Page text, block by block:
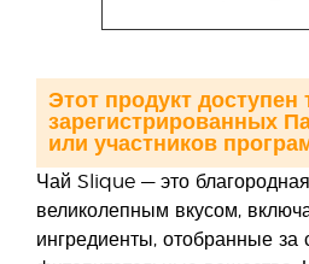
Чай Slique — это
великолепным вкусом,
ингредиенты, отобранные за
Этот продукт доступен
зарегистрированных
или участников